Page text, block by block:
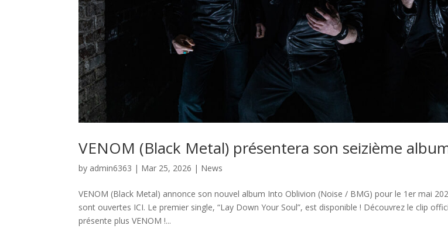
VENOM (Black Metal) présentera son seizième
by admin6363 | Mar 25, 2026 | News
VENOM (Black Metal) annonce son nouvel album Into Oblivion (Noise / BMG) pour le 1er mai
sont ouvertes ICI. Le premier single, “Lay Down Your Soul”, est disponible ! Découvrez le clip
présente plus VENOM !...